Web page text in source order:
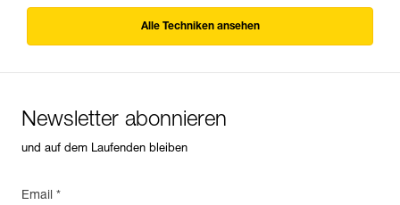
Alle Techniken ansehen
Newsletter abonnieren
und auf dem Laufenden bleiben
Email *